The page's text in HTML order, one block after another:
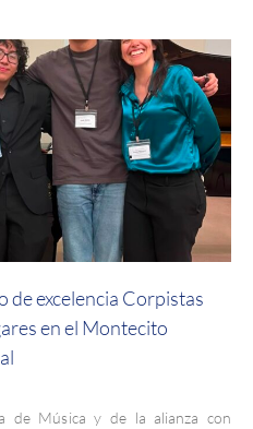
de excelencia Corpistas
en el Montecito
de Música y de la alianza con